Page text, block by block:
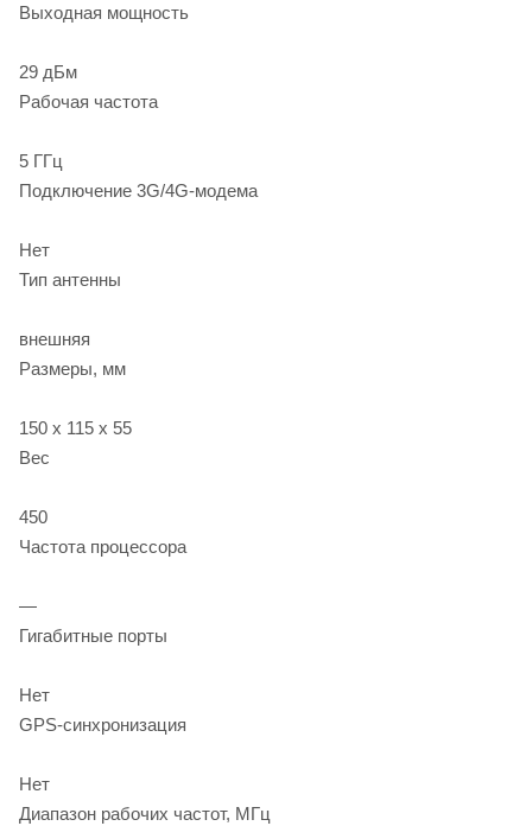
Выходная мощность
29 дБм
Рабочая частота
5 ГГц
Подключение 3G/4G-модема
Нет
Тип антенны
внешняя
Размеры, мм
150 x 115 x 55
Вес
450
Частота процессора
—
Гигабитные порты
Нет
GPS-синхронизация
Нет
Диапазон рабочих частот, МГц